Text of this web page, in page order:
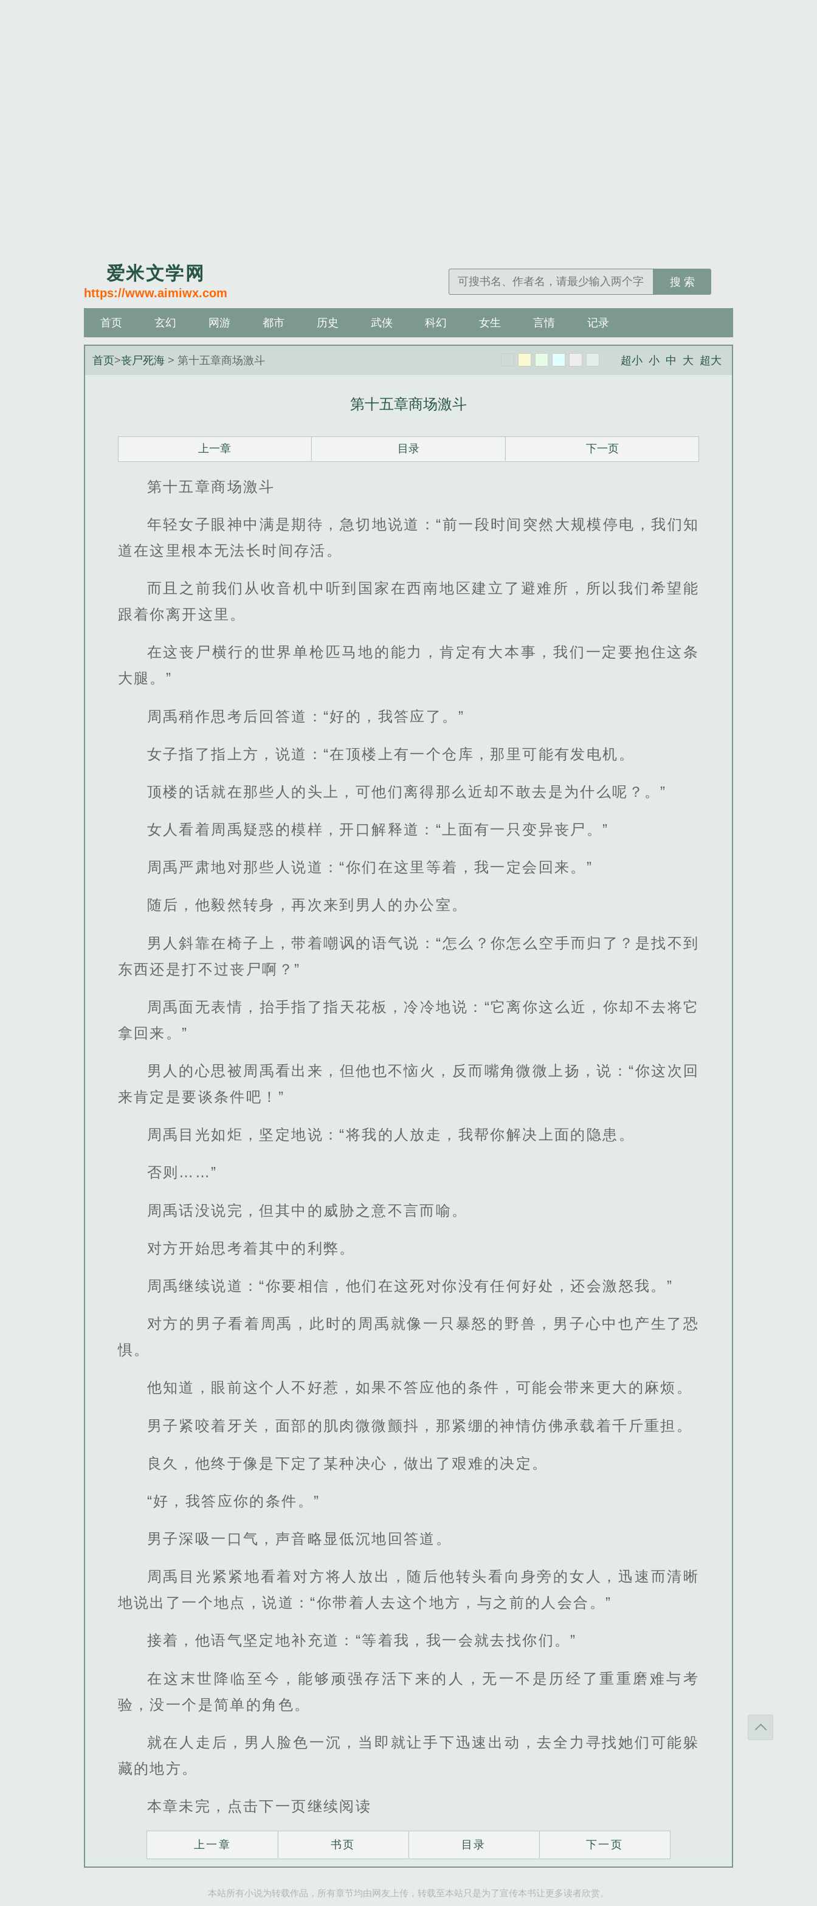
爱米文学网
https://www.aimiwx.com
搜 索
首页 玄幻 网游 都市 历史 武侠 科幻 女生 言情 记录
首页>丧尸死海 > 第十五章商场激斗 超小 小 中 大 超大
第十五章商场激斗
上一章 目录 下一页
第十五章商场激斗
年轻女子眼神中满是期待，急切地说道：“前一段时间突然大规模停电，我们知
道在这里根本无法长时间存活。
而且之前我们从收音机中听到国家在西南地区建立了避难所，所以我们希望能
跟着你离开这里。
在这丧尸横行的世界单枪匹马地的能力，肯定有大本事，我们一定要抱住这条
大腿。”
周禹稍作思考后回答道：“好的，我答应了。”
女子指了指上方，说道：“在顶楼上有一个仓库，那里可能有发电机。
顶楼的话就在那些人的头上，可他们离得那么近却不敢去是为什么呢？。”
女人看着周禹疑惑的模样，开口解释道：“上面有一只变异丧尸。”
周禹严肃地对那些人说道：“你们在这里等着，我一定会回来。”
随后，他毅然转身，再次来到男人的办公室。
男人斜靠在椅子上，带着嘲讽的语气说：“怎么？你怎么空手而归了？是找不到
东西还是打不过丧尸啊？”
周禹面无表情，抬手指了指天花板，冷冷地说：“它离你这么近，你却不去将它
拿回来。”
男人的心思被周禹看出来，但他也不恼火，反而嘴角微微上扬，说：“你这次回
来肯定是要谈条件吧！”
周禹目光如炬，坚定地说：“将我的人放走，我帮你解决上面的隐患。
否则……”
周禹话没说完，但其中的威胁之意不言而喻。
对方开始思考着其中的利弊。
周禹继续说道：“你要相信，他们在这死对你没有任何好处，还会激怒我。”
对方的男子看着周禹，此时的周禹就像一只暴怒的野兽，男子心中也产生了恐
惧。
他知道，眼前这个人不好惹，如果不答应他的条件，可能会带来更大的麻烦。
男子紧咬着牙关，面部的肌肉微微颤抖，那紧绷的神情仿佛承载着千斤重担。
良久，他终于像是下定了某种决心，做出了艰难的决定。
“好，我答应你的条件。”
男子深吸一口气，声音略显低沉地回答道。
周禹目光紧紧地看着对方将人放出，随后他转头看向身旁的女人，迅速而清晰
地说出了一个地点，说道：“你带着人去这个地方，与之前的人会合。”
接着，他语气坚定地补充道：“等着我，我一会就去找你们。”
在这末世降临至今，能够顽强存活下来的人，无一不是历经了重重磨难与考
验，没一个是简单的角色。
就在人走后，男人脸色一沉，当即就让手下迅速出动，去全力寻找她们可能躲
藏的地方。
本章未完，点击下一页继续阅读
上一章 书页 目录 下一页
本站所有小说为转载作品，所有章节均由网友上传，转载至本站只是为了宣传本书让更多读者欣赏。